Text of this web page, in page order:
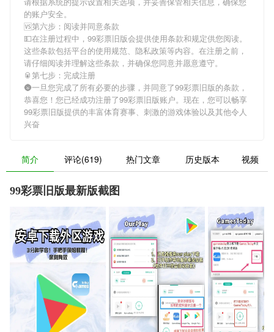
的账户安全。
🆚第六步：阅读并同意条款
💵在注册过程中， 99彩票旧版会提供使用条款和规定供您阅读。
这些条款包括平台的使用规范、隐私政策等内容。在注册之前，
请仔细阅读并理解这些条款，并确保您同意并愿意遵守。
🥫第七步：完成注册
🌚一旦您完成了所有必要的步骤，并同意了99彩票旧版的条款，
恭喜您！您已经成功注册了99彩票旧版账户。现在，您可以畅享
99彩票旧版提供的丰富体育赛事、刺激的游戏体验以及其他令人
兴奋
简介 评论(619) 热门文章 历史版本 视频
99彩票旧版最新版截图